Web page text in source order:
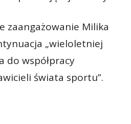
zaangażowanie Milika
„wieloletniej
do współpracy
świata sportu”.